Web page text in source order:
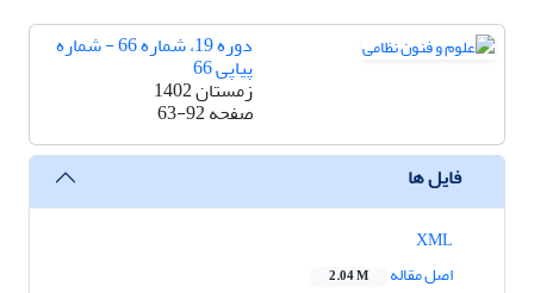
دوره 19، شماره 66 - شماره
پیاپی 66
زمستان 1402
صفحه63-92
فایل ها
اصل مقاله
2.04 M